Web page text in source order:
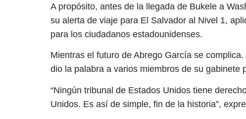
A propósito, antes de la llegada de Bukele a
su alerta de viaje para El Salvador al Nivel 1,
para los ciudadanos estadounidenses.
Mientras el futuro de Abrego García se
dio la palabra a varios miembros de su gabinete
“Ningún tribunal de Estados Unidos tiene
Unidos. Es así de simple, fin de la historia”,